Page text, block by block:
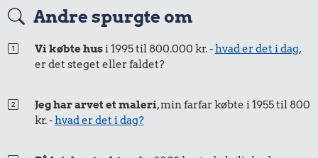
Priser i 2024
Andre spurgte om
Vi købte husi 1995 til 800.000 kr. -hvad er det i dag,
er det steget eller faldet?
Jeg har arvet et maleri, min farfar købte i 1955 til 800
kr. -hvad er det i dag?